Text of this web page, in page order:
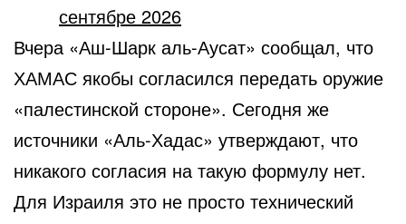
сентябре 2026
Вчера «Аш-Шарк аль-Аусат» сообщал, что
ХАМАС якобы согласился передать оружие
«палестинской стороне». Сегодня же
источники «Аль-Хадас» утверждают, что
никакого согласия на такую формулу нет.
Для Израиля это не просто технический